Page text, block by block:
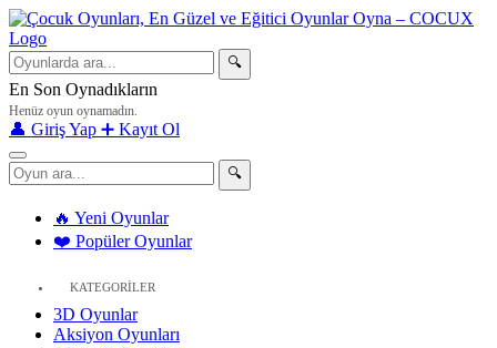
🔍
En Son Oynadıkların
Henüz oyun oynamadın.
👤 Giriş Yap ➕ Kayıt Ol
🔍
🔥 Yeni Oyunlar
❤️ Popüler Oyunlar
KATEGORİLER
3D Oyunlar
Aksiyon Oyunları